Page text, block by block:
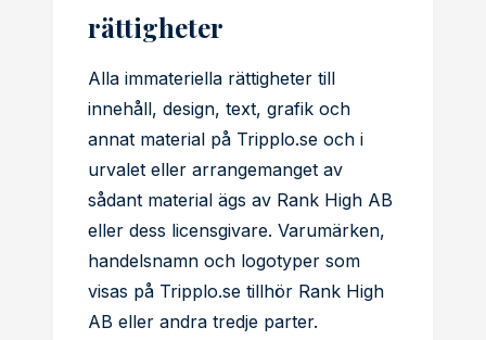
rättigheter
Alla immateriella rättigheter till
innehåll, design, text, grafik och
annat material på Tripplo.se och i
urvalet eller arrangemanget av
sådant material ägs av Rank High AB
eller dess licensgivare. Varumärken,
handelsnamn och logotyper som
visas på Tripplo.se tillhör Rank High
AB eller andra tredje parter.